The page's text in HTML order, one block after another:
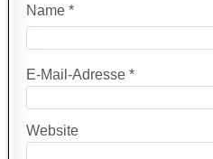
Name*
E-Mail-Adresse*
Website